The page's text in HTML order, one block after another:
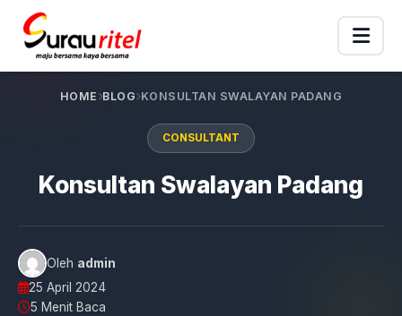
HOME BLOG KONSULTAN SWALAYAN PADANG
CONSULTANT
Konsultan Swalayan Padang
Oleh admin
25 April 2024
5 Menit Baca